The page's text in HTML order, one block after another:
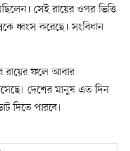
সেই রায়ের ওপর ভিত্তি
ধ্বংস করেছে। সংবিধান
ফলে আবার
দেশের মানুষ এত দিন
দিতে পারবে।